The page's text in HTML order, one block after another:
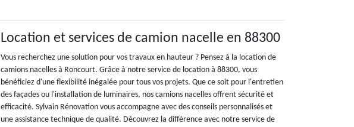
Location et services de camion nacelle en 88300
Vous recherchez une solution pour vos travaux en hauteur ? Pensez à la location de
camions nacelles à Roncourt. Grâce à notre service de location à 88300, vous
bénéficiez d'une flexibilité inégalée pour tous vos projets. Que ce soit pour l'entretien
des façades ou l'installation de luminaires, nos camions nacelles offrent sécurité et
efficacité. Sylvain Rénovation vous accompagne avec des conseils personnalisés et
une assistance technique de qualité. Découvrez la différence avec notre service de